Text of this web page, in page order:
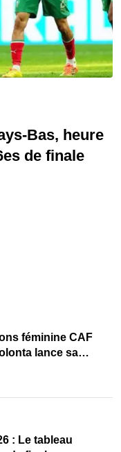
Bas, heure
de finale
féminine CAF
lance sa
: Le tableau